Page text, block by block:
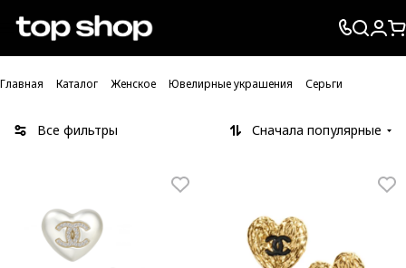
Проверка хлебных крошек
Главная Каталог Женское Ювелирные украшения Серьги
Все фильтры Сначала популярные